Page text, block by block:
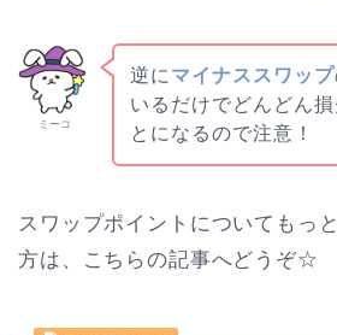
ミーコ
逆に マイナススワップ
いるだけでどんどん
とになるので注意！
スワップポイントについてもっ
方は、こちらの記事へどうぞ☆